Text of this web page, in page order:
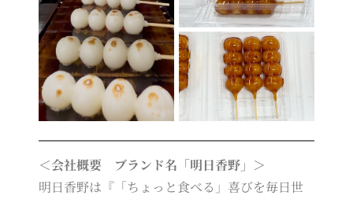
＜会社概要 ブランド名「明日香野」＞
明日香野は『「ちょっと食べる」喜びを毎日世